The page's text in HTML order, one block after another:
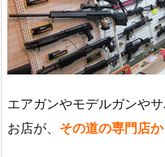
エアガンやモデルガンや
お店が、 その道の専門店